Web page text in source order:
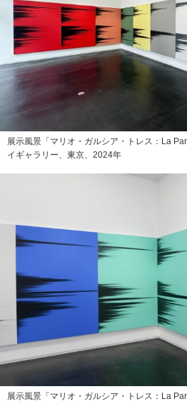
展示風景「マリオ・ガルシア・トレス：La
イギャラリー、東京、2024年
展示風景「マリオ・ガルシア・トレス：La